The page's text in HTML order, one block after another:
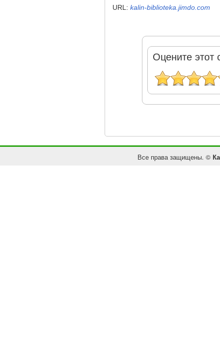
URL: kalin-biblioteka.jimdo.com
Оцените этот
Все права защищены. ©